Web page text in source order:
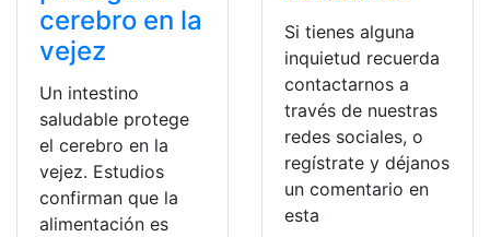
cerebro en la
vejez
Un intestino
saludable protege
el cerebro en la
vejez. Estudios
confirman que la
alimentación es
Si tienes alguna
inquietud recuerda
contactarnos a
través de nuestras
redes sociales, o
regístrate y déjanos
un comentario en
esta